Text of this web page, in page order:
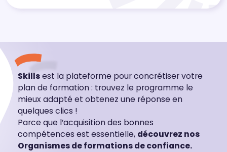
Skillsest la plateforme pour concrétiser votre
plan de formation : trouvez le programme le
mieux adapté et obtenez une réponse en
quelques clics !
Parce que l’acquisition des bonnes
compétences est essentielle, découvrez nos
Organismes de formations de confiance.